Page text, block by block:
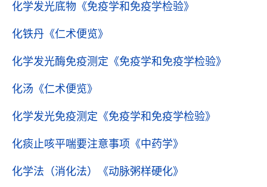
化学发光底物 《免疫学和免疫学检验》
化铁丹 《仁术便览》
化学发光酶免疫测定 《免疫学和免疫学检验》
化汤 《仁术便览》
化学发光免疫测定 《免疫学和免疫学检验》
化痰止咳平喘要注意事项 《中药学》
化学法（消化法） 《动脉粥样硬化》